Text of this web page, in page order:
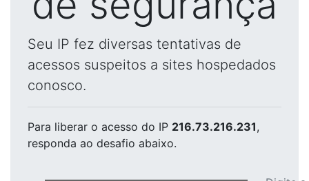
Seu IP fez diversas tentativas de
acessos suspeitos a sites hospedados
conosco.
Para liberar o acesso do IP 216.73.216.231,
responda ao desafio abaixo.